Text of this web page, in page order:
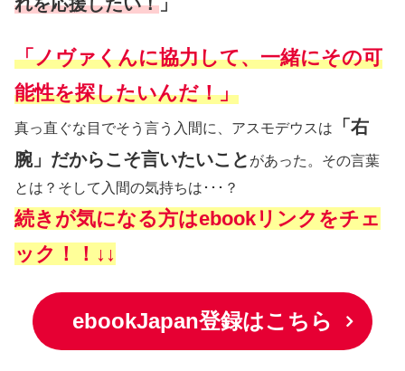
「ノヴァくんに協力して、一緒にその可
能性を探したいんだ！」
真っ直ぐな目でそう言う入間に、アスモデウスは
「右
腕」だからこそ言いたいこと があった。その言葉
とは？そして入間の気持ちは･･･？
続きが気になる方はebookリンクをチェ
ック！！↓↓
ebookJapan登録はこちら